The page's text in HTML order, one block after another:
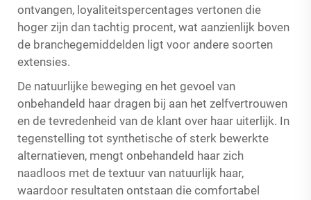
ontvangen, loyaliteitspercentages vertonen die
hoger zijn dan tachtig procent, wat aanzienlijk boven
de branchegemiddelden ligt voor andere soorten
extensies.
De natuurlijke beweging en het gevoel van
onbehandeld haar dragen bij aan het zelfvertrouwen
en de tevredenheid van de klant over haar uiterlijk. In
tegenstelling tot synthetische of sterk bewerkte
alternatieven, mengt onbehandeld haar zich
naadloos met de textuur van natuurlijk haar,
waardoor resultaten ontstaan die comfortabel